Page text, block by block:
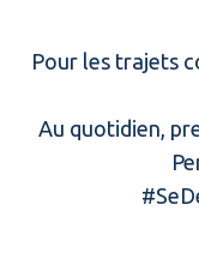
Pour les trajets
Au quotidien,